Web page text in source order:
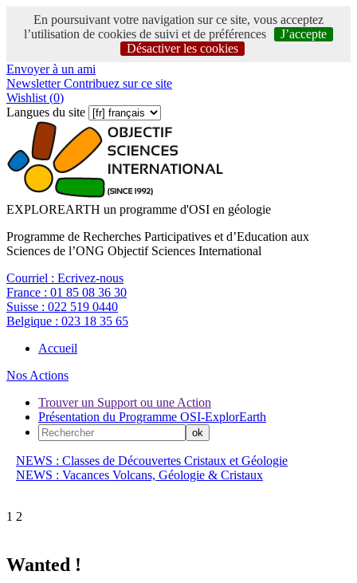
En poursuivant votre navigation sur ce site, vous acceptez
l’utilisation de cookies de suivi et de préférences
J’accepte
Désactiver les cookies
Envoyer à un ami
NewsletterContribuez sur ce site
Wishlist (0)
Langues du site
EXPLOREARTH un programme d'OSI en géologie
Programme de Recherches Participatives et d’Education aux
Sciences de l’ONG Objectif Sciences International
Courriel : Ecrivez-nous
France : 01 85 08 36 30
Suisse : 022 519 0440
Belgique : 023 18 35 65
Accueil
Nos Actions
Trouver un Support ou une Action
Présentation du Programme OSI-ExplorEarth
NEWS : Classes de Découvertes Cristaux et Géologie
NEWS : Vacances Volcans, Géologie & Cristaux
1 2
Wanted !